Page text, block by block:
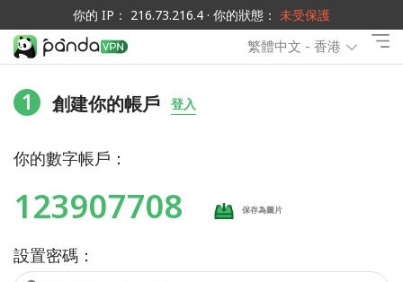
你的 IP： 216.73.216.4 · 你的狀態： 未受保護
繁體中文 - 香港
1 創建你的帳戶 登入
你的數字帳戶：
123907708 保存為圖片
設置密碼：